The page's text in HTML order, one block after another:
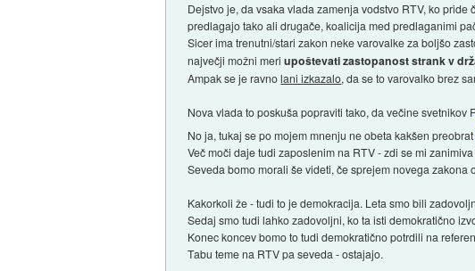
Dejstvo je, da vsaka vlada zamenja vodstvo RTV, ko
predlagajo tako ali drugače, koalicija med predlaganimi
Sicer ima trenutni/stari zakon neke varovalke za boljšo
največji možni meriupoštevati zastopanost strank v
Ampak se je ravnolani izkazalo, da se to varovalko brez
Nova vlada to poskuša popraviti tako, da večine
No ja, tukaj se po mojem mnenju ne obeta kakšen preobrat
Več moči daje tudi zaposlenim na RTV - zdi se mi
Seveda bomo morali še videti, če sprejem novega
Kakorkoli že - tudi to je demokracija. Leta smo bili
Sedaj smo tudi lahko zadovoljni, ko ta isti demokratično
Konec koncev bomo to tudi demokratično potrdili na
Tabu teme na RTV pa seveda - ostajajo.